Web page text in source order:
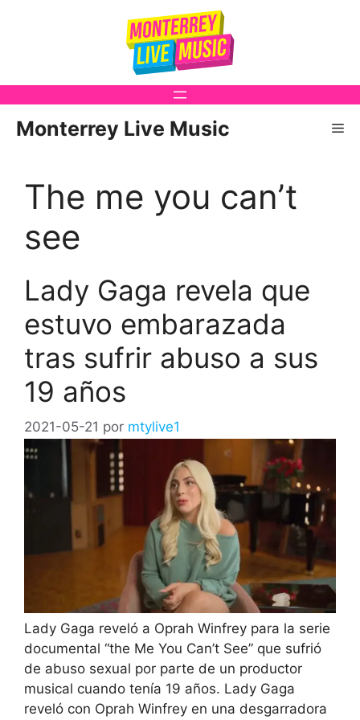
Monterrey Live Music
The me you can’t
see
Lady Gaga revela que
estuvo embarazada
tras sufrir abuso a sus
19 años
2021-05-21 por mtylive1
Lady Gaga reveló a Oprah Winfrey para la serie
documental “the Me You Can’t See” que sufrió
de abuso sexual por parte de un productor
musical cuando tenía 19 años. Lady Gaga
reveló con Oprah Winfrey en una desgarradora